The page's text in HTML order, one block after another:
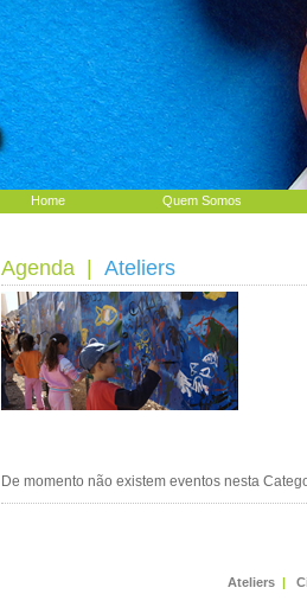
Home Quem Somos
Agenda Ateliers
De momento não existem eventos nesta
Ateliers |